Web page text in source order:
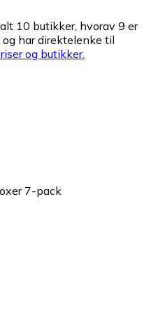
10 butikker, hvorav 9 er
har direktelenke til
og butikker.
7-pack